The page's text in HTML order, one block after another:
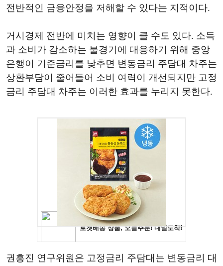
전반적인 금융안정을 저해할 수 있다는 지적이다.
거시경제 전반에 미치는 영향이 클 수도 있다. 소득
과 소비가 감소하는 불경기에 대응하기 위해 중앙
은행이 기준금리를 낮추면 변동금리 주담대 차주는
상환부담이 줄어들어 소비 여력이 개선되지만 고정
금리 주담대 차주는 이러한 효과를 누리지 못한다.
권흥진 연구위원은 고정금리 주담대는 변동금리 대